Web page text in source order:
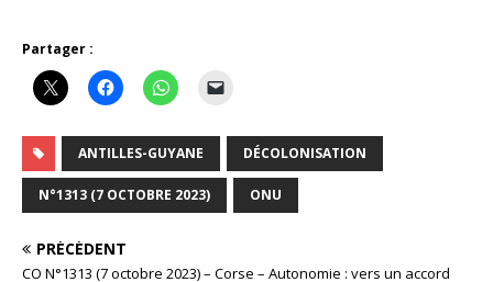
Partager :
ANTILLES-GUYANE DÉCOLONISATION
N°1313 (7 OCTOBRE 2023) ONU
PRÉCÉDENT
CO N°1313 (7 octobre 2023) – Corse – Autonomie : vers un accord